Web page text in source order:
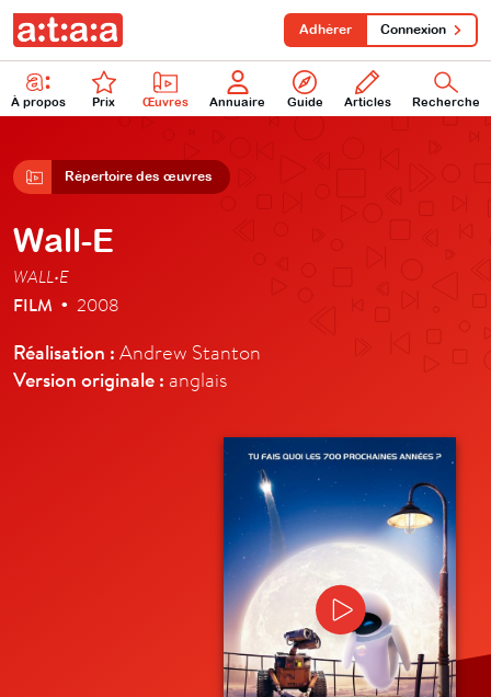
À propos Prix Œuvres Annuaire Guide Articles Recherche
Adhérer Connexion
Répertoire des œuvres
Wall-E
WALL•E
FILM • 2008
Réalisation : Andrew Stanton
Version originale : anglais